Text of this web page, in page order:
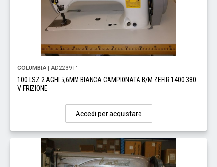
COLUMBIA | AD2239T1
100 LSZ 2 AGHI 5,6MM BIANCA CAMPIONATA B/M ZEFIR 1400 380
V FRIZIONE
Accedi per acquistare